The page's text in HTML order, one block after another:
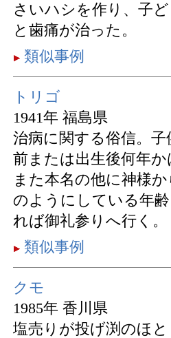
さいハシを作り、子
と歯痛が治った。
類似事例
トリゴ
1941年 福島県
治病に関する俗信。
前または出生後何年
また本名の他に神様
のようにしている年
れば御礼参りへ行く。
類似事例
クモ
1985年 香川県
塩売りが投げ渕のほ